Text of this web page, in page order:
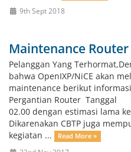
9th Sept 2018
Maintenance Router
Pelanggan Yang
bahwa OpenIXP/NiCE akan
maintenance berikut
Pergantian Router Tanggal
02.00 dengan estimasi lama
Dikarenakan CBTP juga
kegiatan ...
Read More »